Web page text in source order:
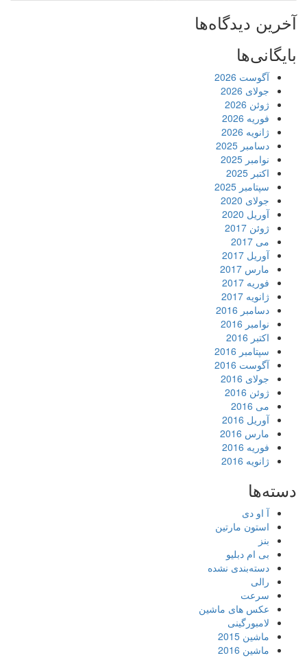
آخرین دیدگاه‌ها
بایگانی‌ها
آگوست 2026
جولای 2026
ژوئن 2026
فوریه 2026
ژانویه 2026
دسامبر 2025
نوامبر 2025
اکتبر 2025
سپتامبر 2025
جولای 2020
آوریل 2020
ژوئن 2017
می 2017
آوریل 2017
مارس 2017
فوریه 2017
ژانویه 2017
دسامبر 2016
نوامبر 2016
اکتبر 2016
سپتامبر 2016
آگوست 2016
جولای 2016
ژوئن 2016
می 2016
آوریل 2016
مارس 2016
فوریه 2016
ژانویه 2016
دسته‌ها
آ او دی
استون مارتین
بنز
بی ام دبلیو
دسته‌بندی نشده
رالی
سرعت
عکس های ماشین
لامبورگینی
ماشین 2015
ماشین 2016